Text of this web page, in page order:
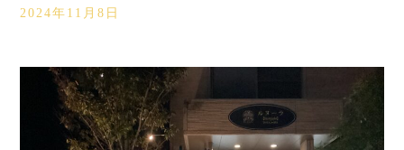
2024年11月8日